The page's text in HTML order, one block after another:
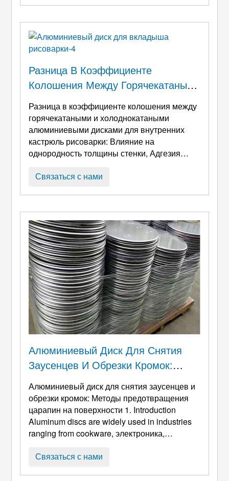
срезанных прямоугольных пластин, эти
диски представляют собой вырезанные с
высокой точностью круглые заготовки,
слябов. ...
Разница В Коэффициенте
Колошения Между Горячекатаными
Алюминиевыми Дисками Для
Внутренних Кастрюль Рисоварки:
Влияние На Однородность
Толщины Стенки, Адгезия
Изоляции, И Тепловые
Разница в коэффициенте колошения между
горячекатаными и холоднокатаными
алюминиевыми дисками для внутренних
кастрюль рисоварки: Влияние на
однородность толщины стенки, Адгезия
Введение:Application Background of
used in kitchen appliances such as rice
cookers, электрические скороварки, и
вакуумный термос ...
Связаться с нами
Алюминиевый Диск Для Снятия
Заусенцев И Обрезки Кромок:
Методы Предотвращения Царапин
На Поверхности
Алюминиевый диск для снятия заусенцев и
обрезки кромок: Методы предотвращения
царапин на поверхности 1. Introduction
Aluminum discs are widely used in industries
ranging from cookware, электроника,
время производственных процессов, таких
Связаться с нами